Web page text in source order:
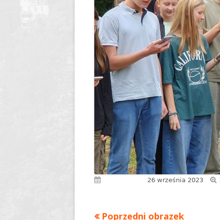
Nagrody Stowarzyszenia
Archiwum
89 lecie szkoły
90 lecie urodzin i 70
Borsukiewicza
85 lecie szkoły
80 lecie szkoły
70 lecie szkoły
60 lecie szkoły
50 lecie szkoły
polegli i
1945
Szkoła
Humor
26 września 2023
Poprzedni obrazek